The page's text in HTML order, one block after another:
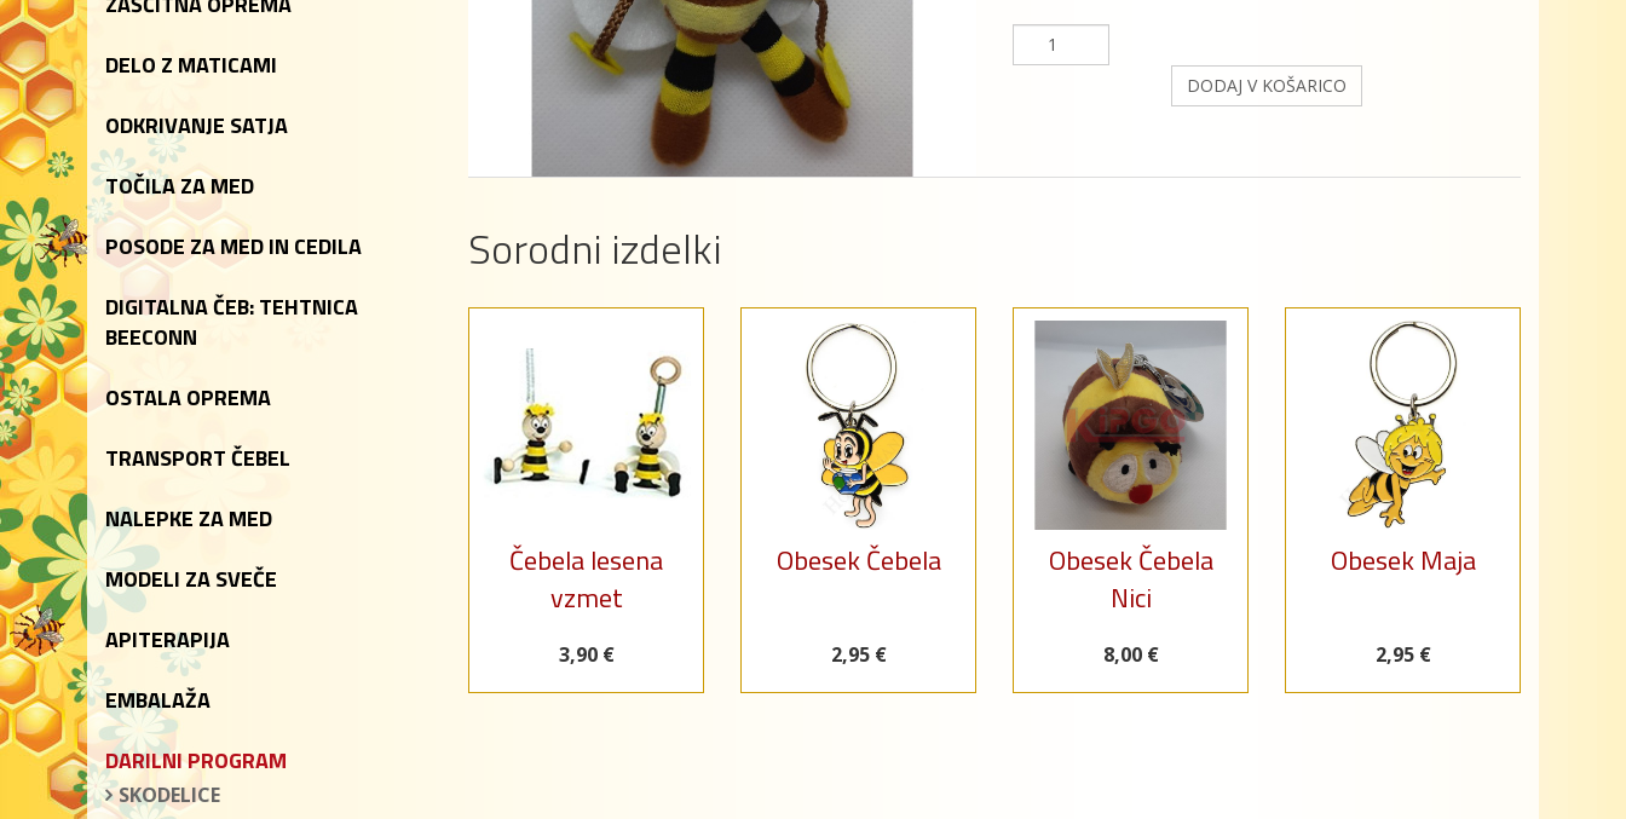
DELO Z MATICAMI
ODKRIVANJE SATJA
TOČILA ZA MED
POSODE ZA MED IN CEDILA
DIGITALNA ČEB: TEHTNICA
BEECONN
OSTALA OPREMA
TRANSPORT ČEBEL
NALEPKE ZA MED
MODELI ZA SVEČE
APITERAPIJA
EMBALAŽA
DARILNI PROGRAM
SKODELICE
DODAJ V KOŠARICO
Sorodni izdelki
Čebela lesena
vzmet
3,90 €
Obesek Čebela
2,95 €
Obesek Čebela
Nici
8,00 €
Obesek Maja
2,95 €